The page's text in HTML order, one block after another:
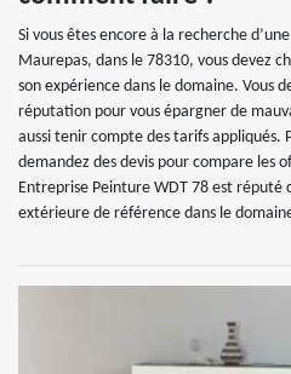
Si vous êtes encore à la recherche
Maurepas, dans le 78310, vous devez
son expérience dans le domaine. Vous
réputation pour vous épargner de
aussi tenir compte des tarifs appliqués.
demandez des devis pour compare les
Entreprise Peinture WDT 78 est
extérieure de référence dans le